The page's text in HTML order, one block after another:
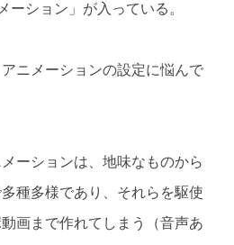
ーション」が入っている。
ニメーションの設定に悩んで
ーションは、地味なものから
種多様であり、それらを駆使
画まで作れてしまう（音声あ